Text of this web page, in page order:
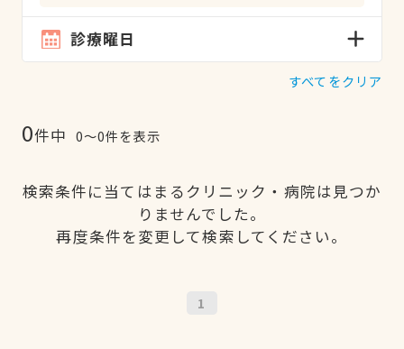
診療曜日
すべてをクリア
0件中 0〜0件を表示
検索条件に当てはまるクリニック・病院は見つか
りませんでした。
再度条件を変更して検索してください。
1